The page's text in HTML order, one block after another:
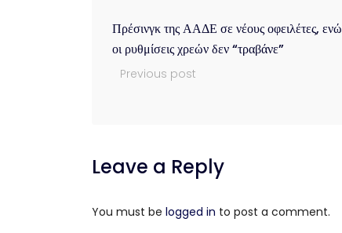
Πρέσινγκ της ΑΑΔΕ σε νέους οφειλέτες, ενώ
οι ρυθμίσεις χρεών δεν “τραβάνε”
Previous post
Leave a Reply
You must be logged in to post a comment.